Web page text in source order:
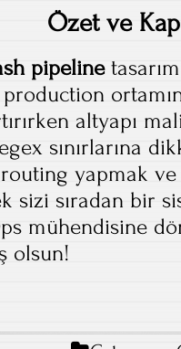
Özet ve
pipeline
altyapı
sınırlarına
routing yapmak
sizi sıradan bir
mühendisine
olsun!